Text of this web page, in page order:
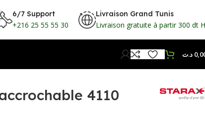
6/7 Support
+216 25 55 55 30
Livraison Grand Tunis
Livraison gratuite à partir 300 dt
د.ت
4110